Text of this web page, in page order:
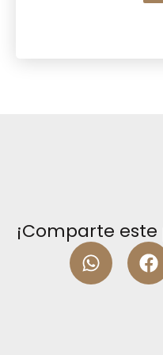
¡Comparte